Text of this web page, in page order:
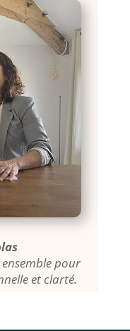
pour
et clarté.